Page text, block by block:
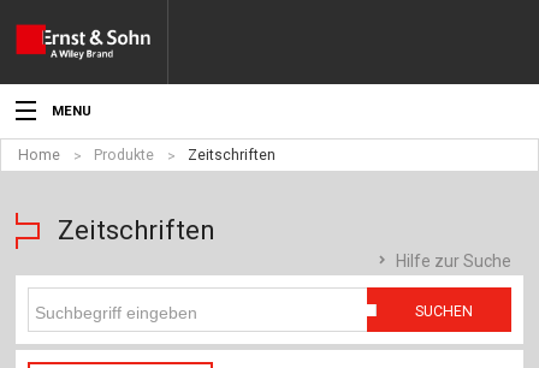
MENU
Aktuelles
Veranstaltungen
Angebote
Fachgebiete
Home Produkte Zeitschriften
Zeitschriften
Hilfe zur Suche
SUCHEN